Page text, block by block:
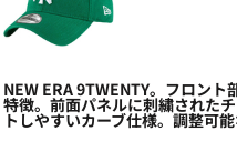
NEW ERA 9TWENTY。フロン
特徴。前面パネルに刺繍された
トしやすいカーブ仕様。調整可能